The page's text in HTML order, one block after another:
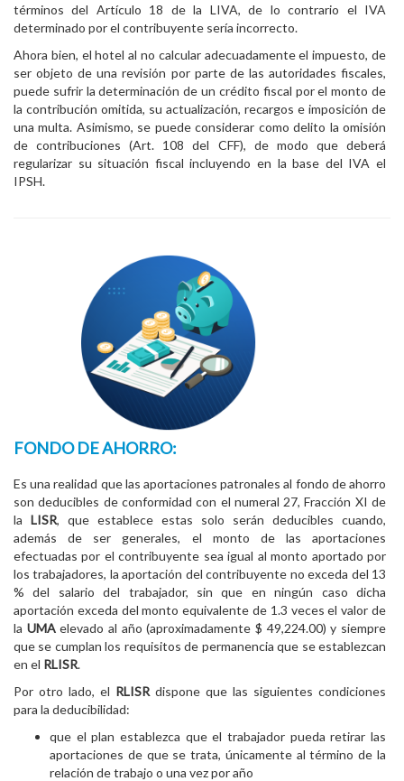
términos del Artículo 18 de la LIVA, de lo contrario el IVA
determinado por el contribuyente sería incorrecto.
Ahora bien, el hotel al no calcular adecuadamente el impuesto, de
ser objeto de una revisión por parte de las autoridades fiscales,
puede sufrir la determinación de un crédito fiscal por el monto de
la contribución omitida, su actualización, recargos e imposición de
una multa. Asimismo, se puede considerar como delito la omisión
de contribuciones (Art. 108 del CFF), de modo que deberá
regularizar su situación fiscal incluyendo en la base del IVA el
IPSH.
FONDO DE AHORRO:
Es una realidad que las aportaciones patronales al fondo de ahorro
son deducibles de conformidad con el numeral 27, Fracción XI de
la LISR, que establece estas solo serán deducibles cuando,
además de ser generales, el monto de las aportaciones
efectuadas por el contribuyente sea igual al monto aportado por
los trabajadores, la aportación del contribuyente no exceda del 13
% del salario del trabajador, sin que en ningún caso dicha
aportación exceda del monto equivalente de 1.3 veces el valor de
la UMAelevado al año (aproximadamente $ 49,224.00) y siempre
que se cumplan los requisitos de permanencia que se establezcan
en el RLISR.
Por otro lado, el RLISR dispone que las siguientes condiciones
para la deducibilidad:
que el plan establezca que el trabajador pueda retirar las
aportaciones de que se trata, únicamente al término de la
relación de trabajo o una vez por año